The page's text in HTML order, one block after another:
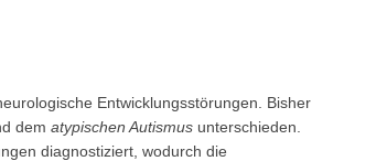
Entwicklungsstörungen. Bisher
dem atypischen Autismus unterschieden.
diagnostiziert, wodurch die